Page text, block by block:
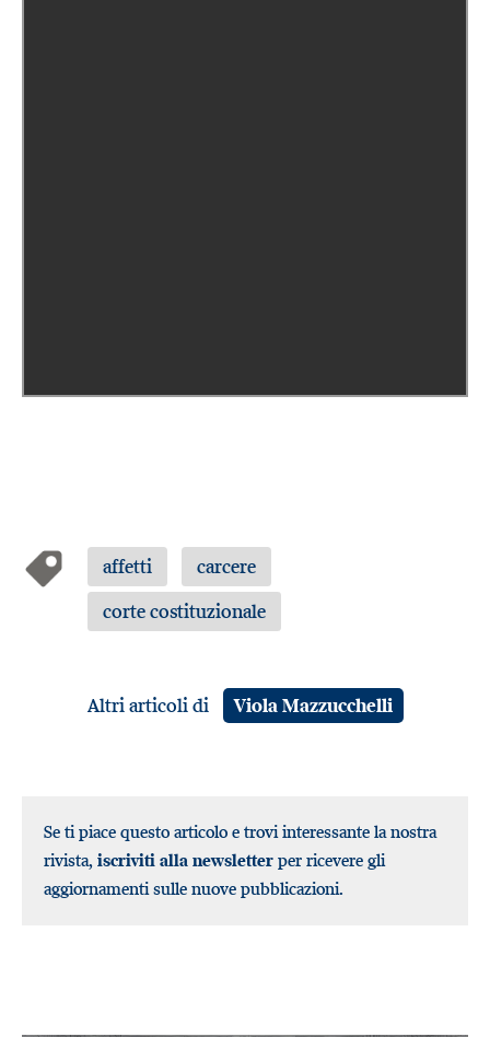
affetti
carcere
corte costituzionale
Altri articoli di Viola Mazzucchelli
Se ti piace questo articolo e trovi interessante la nostra
rivista, iscriviti alla newsletter per ricevere gli
aggiornamenti sulle nuove pubblicazioni.